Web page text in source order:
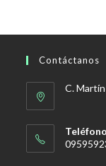
Contáctanos
C.